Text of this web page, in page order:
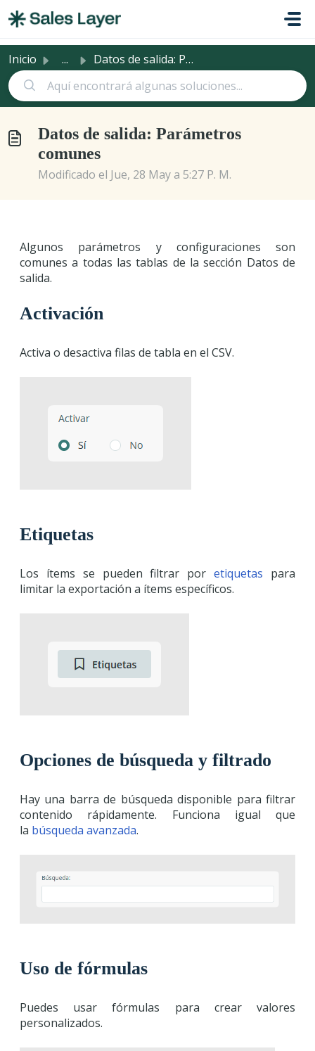
Inicio ... Datos de salida: Parámetros comunes
Datos de salida: Parámetros
comunes
Modificado el Jue, 28 May a 5:27 P. M.
Algunos parámetros y configuraciones son
comunes a todas las tablas de la sección Datos de
salida.
Activación
Activa o desactiva filas de tabla en el CSV.
Etiquetas
Los ítems se pueden filtrar poretiquetas para
limitar la exportación a ítems específicos.
Opciones de búsqueda y filtrado
Hay una barra de búsqueda disponible para filtrar
contenido rápidamente. Funciona igual que
la búsqueda avanzada.
Uso de fórmulas
Puedes usar fórmulas para crear valores
personalizados.